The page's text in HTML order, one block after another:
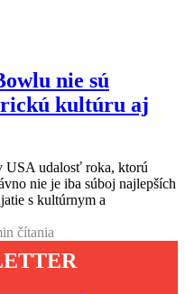
nie sú
kultúru aj
USA udalosť roka, ktorú
nie je iba súboj najlepších
s kultúrnym a
čítania